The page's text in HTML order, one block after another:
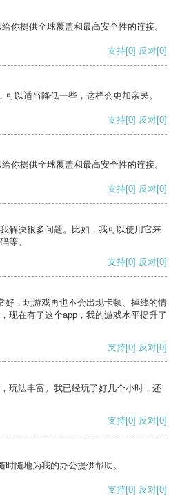
你提供全球覆盖和最高安全性的连接。
支持[0] 反对[0]
以适当降低一些，这样会更加亲民。
支持[0] 反对[0]
你提供全球覆盖和最高安全性的连接。
支持[0] 反对[0]
解决很多问题。比如，我可以使用它来
等。
支持[0] 反对[0]
好，玩游戏再也不会出现卡顿、掉线的情
现在有了这个app，我的游戏水平提升了
支持[0] 反对[0]
玩法丰富。我已经玩了好几个小时，还
支持[0] 反对[0]
随地为我的办公提供帮助。
支持[0] 反对[0]